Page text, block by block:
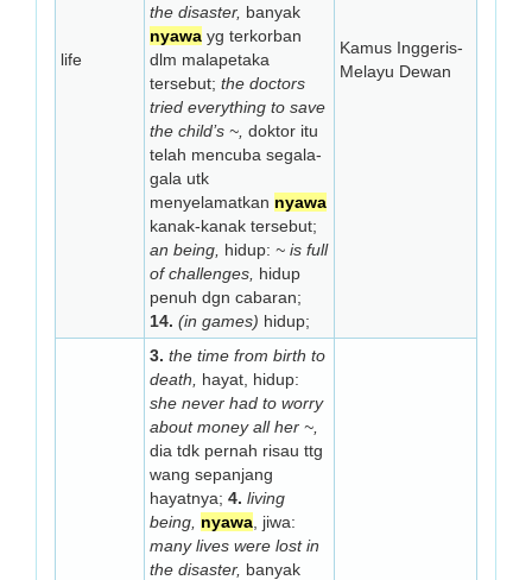
life
the disaster, banyak
nyawa yg terkorban
dlm malapetaka
tersebut; the doctors
tried everything to save
the child’s ~, doktor itu
telah mencuba segala-
gala utk
menyelamatkan nyawa
kanak-kanak tersebut;
an being, hidup: ~ is full
of challenges, hidup
penuh dgn cabaran;
14. (in games) hidup;
Kamus Inggeris-
Melayu Dewan
3. the time from birth to
death,
hayat, hidup:
she never had to worry
about money all her ~,
dia tdk pernah risau ttg
wang sepanjang
hayatnya; 4. living
being, nyawa , jiwa:
many lives were lost in
the disaster, banyak